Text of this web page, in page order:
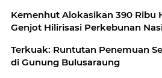
Kemenhut Alokasikan 390 Ribu
Genjot Hilirisasi Perkebunan
Terkuak: Runtutan Penemuan
di Gunung Bulusaraung